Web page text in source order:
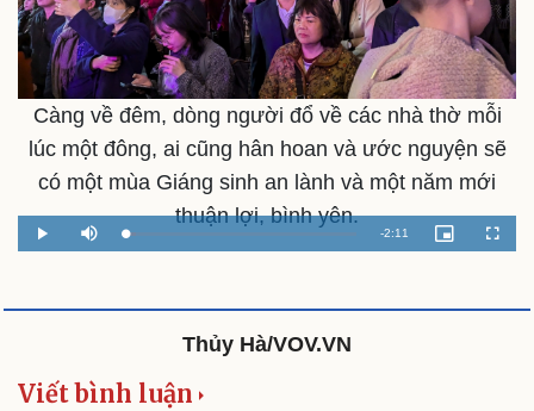
Càng về đêm, dòng người đổ về các nhà thờ mỗi
lúc một đông, ai cũng hân hoan và ước nguyện sẽ
có một mùa Giáng sinh an lành và một năm mới
thuận lợi, bình yên.
Play Mute Loaded
4.55%
Remaining
-2:11
Picture-
in-
Thủy Hà/VOV.VN
Viết bình luận